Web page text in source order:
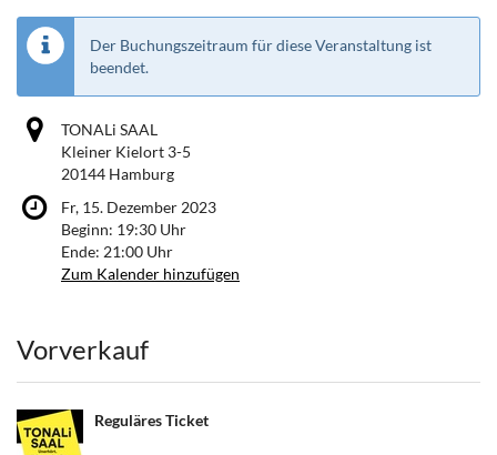
Der Buchungszeitraum für diese Veranstaltung ist
beendet.
TONALi SAAL
Kleiner Kielort 3-5
20144 Hamburg
Fr, 15. Dezember 2023
Beginn: 19:30 Uhr
Ende: 21:00 Uhr
Zum Kalender hinzufügen
Produkte
Vorverkauf
Reguläres Ticket